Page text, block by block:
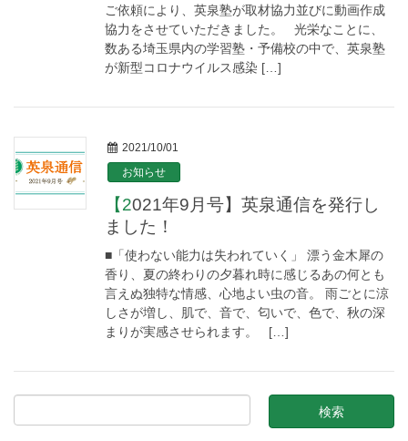
ご依頼により、英泉塾が取材協力並びに動画作成
協力をさせていただきました。 光栄なことに、
数ある埼玉県内の学習塾・予備校の中で、英泉塾
が新型コロナウイルス感染 […]
2021/10/01
お知らせ
【2021年9月号】英泉通信を発行し
ました！
■「使わない能力は失われていく」 漂う金木犀の
香り、夏の終わりの夕暮れ時に感じるあの何とも
言えぬ独特な情感、心地よい虫の音。 雨ごとに涼
しさが増し、肌で、音で、匂いで、色で、秋の深
まりが実感させられます。 […]